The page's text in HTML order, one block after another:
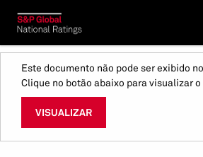
Este documento não pode ser exibido
Clique no botão abaixo para visualizar
VISUALIZAR